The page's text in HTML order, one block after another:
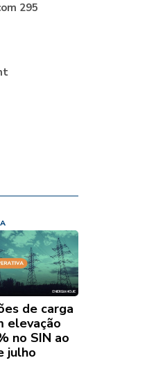
295
de carga
elevação
no SIN ao
julho